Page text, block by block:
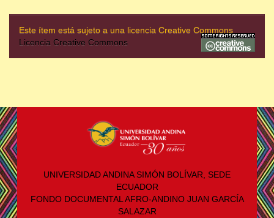
Este ítem está sujeto a una licencia Creative Commons
Licencia Creative Commons
UNIVERSIDAD ANDINA SIMÓN BOLÍVAR, SEDE
ECUADOR
FONDO DOCUMENTAL AFRO-ANDINO JUAN GARCÍA
SALAZAR